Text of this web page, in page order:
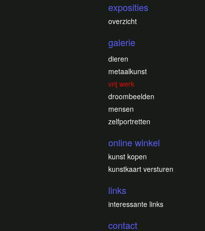
exposities
overzicht
galerie
dieren
metaalkunst
vrij werk
droombeelden
mensen
zelfportretten
online winkel
kunst kopen
kunstkaart versturen
links
interessante links
contact